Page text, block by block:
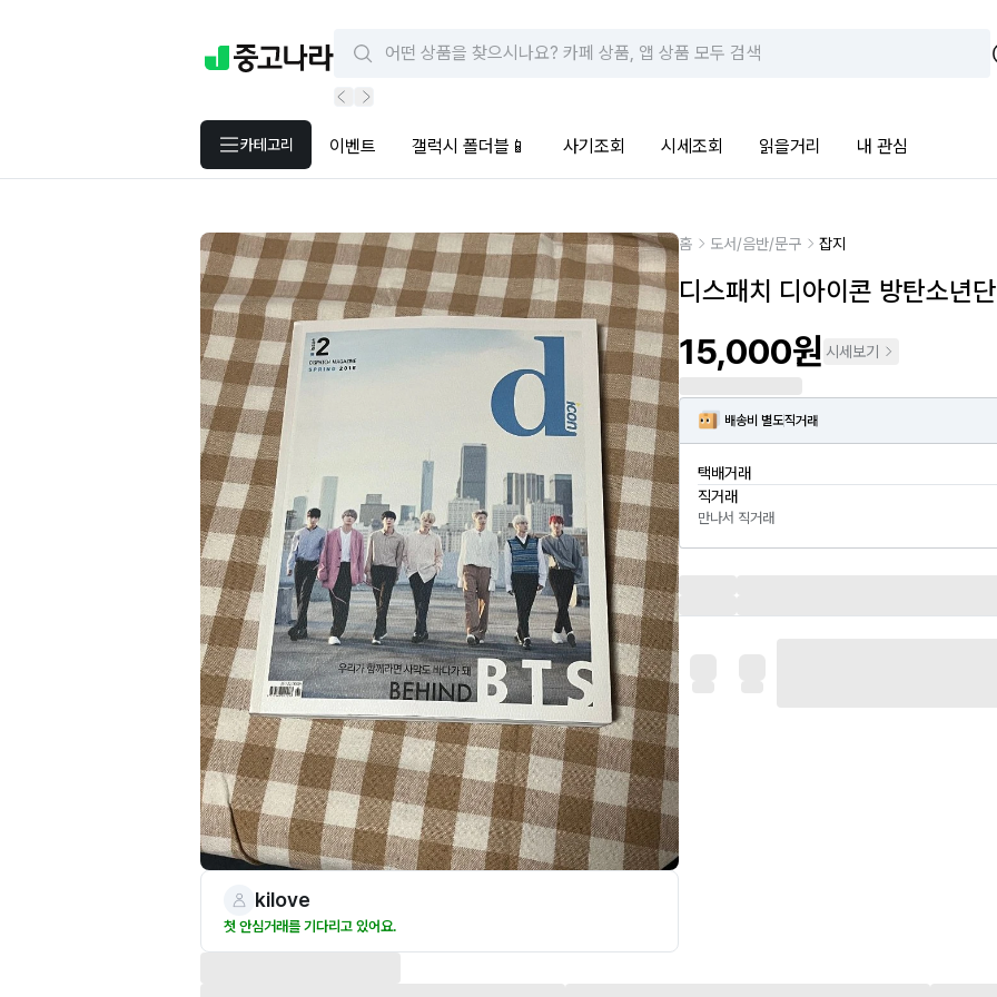
카테고리 이벤트 갤럭시 폴더블📱 사기조회 시세조회 읽을거리 내 관심
kilove
첫 안심거래를 기다리고 있어요.
홈 도서/음반/문구 잡지
디스패치 디아이콘 방탄소년
15,000원 시세보기
배송비 별도직거래
택배거래
직거래
만나서 직거래